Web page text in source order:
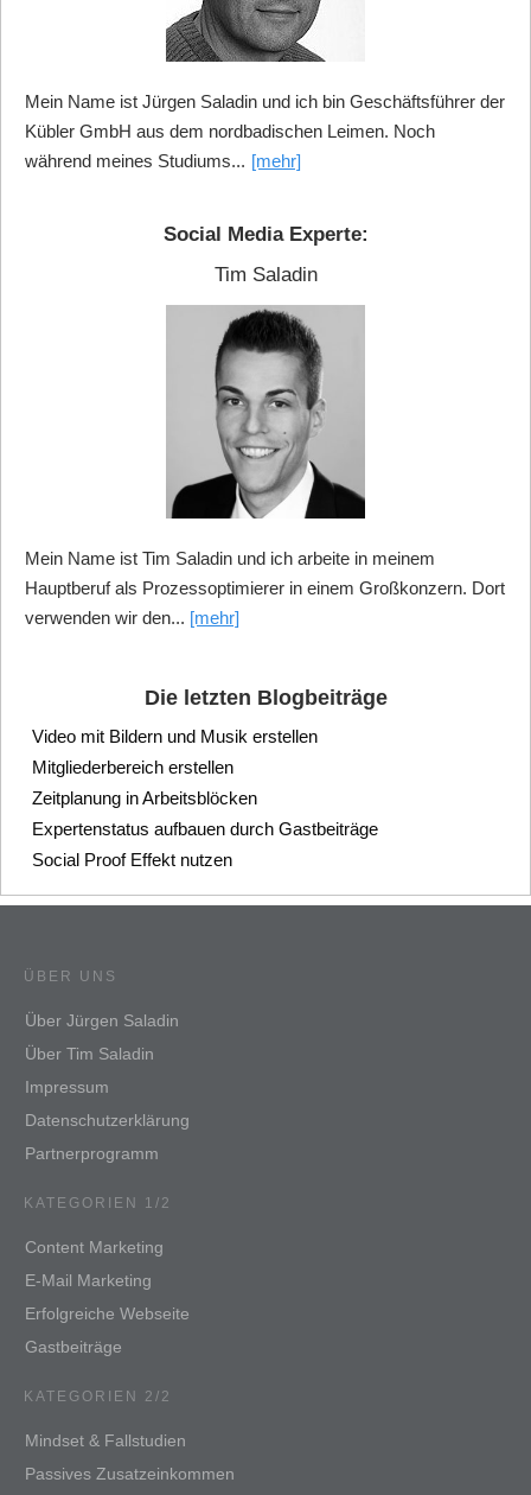
Mein Name ist Jürgen Saladin und ich bin Geschäftsführer der
Kübler GmbH aus dem nordbadischen Leimen. Noch
während meines Studiums... [mehr]
Social Media Experte:
Tim Saladin
Mein Name ist Tim Saladin und ich arbeite in meinem
Hauptberuf als Prozessoptimierer in einem Großkonzern. Dort
verwenden wir den... [mehr]
Die letzten Blogbeiträge
Video mit Bildern und Musik erstellen
Mitgliederbereich erstellen
Zeitplanung in Arbeitsblöcken
Expertenstatus aufbauen durch Gastbeiträge
Social Proof Effekt nutzen
ÜBER UNS
Über Jürgen Saladin
Über Tim Saladin
Impressum
Datenschutzerklärung
Partnerprogramm
KATEGORIEN 1/2
Content Marketing
E-Mail Marketing
Erfolgreiche Webseite
Gastbeiträge
KATEGORIEN 2/2
Mindset & Fallstudien
Passives Zusatzeinkommen